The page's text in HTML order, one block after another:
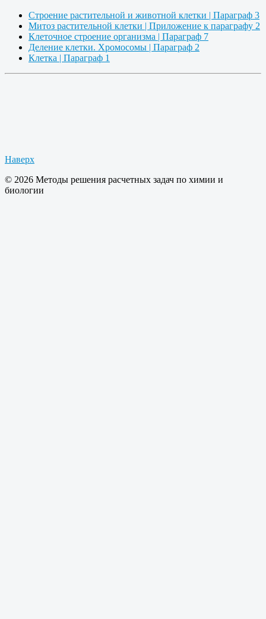
Строение растительной и животной клетки | Параграф 3
Митоз растительной клетки | Приложение к параграфу 2
Клеточное строение организма | Параграф 7
Деление клетки. Хромосомы | Параграф 2
Клетка | Параграф 1
Наверх
© 2026 Методы решения расчетных задач по химии и
биологии